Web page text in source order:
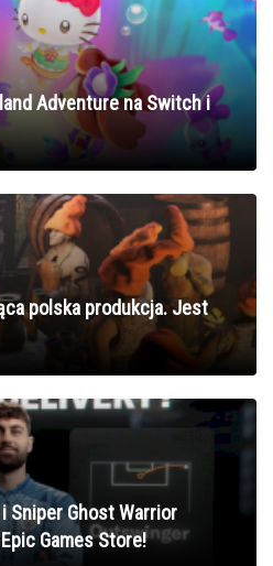
Adventure na Switch i
polska produkcja. Jest
Sniper Ghost Warrior
Games Store!